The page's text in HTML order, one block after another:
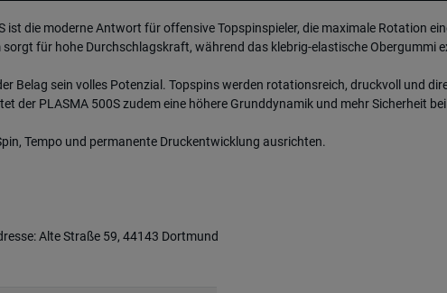
die moderne Antwort für offensive Topspinspieler, die maximale Rotation
für hohe Durchschlagskraft, während das klebrig-elastische Obergummi
Belag sein volles Potenzial. Topspins werden rotationsreich, druckvoll und
der PLASMA 500S zudem eine höhere Grunddynamik und mehr Sicherheit
Tempo und permanente Druckentwicklung ausrichten.
Alte Straße 59, 44143 Dortmund